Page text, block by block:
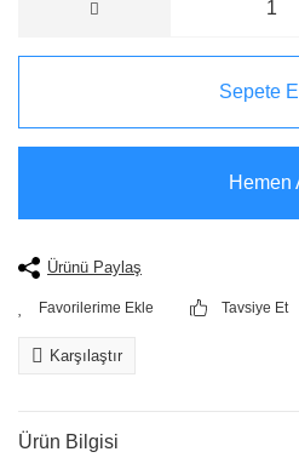
Sepete
Hemen
Ürünü Paylaş
Tavsiye Et
Karşılaştır
Ürün Bilgisi